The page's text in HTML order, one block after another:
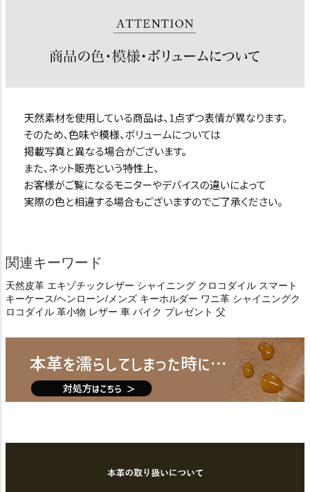
関連キーワード
天然皮革 エキゾチックレザー シャイニング クロコダイル スマート
キーケース/ヘンローン/メンズ キーホルダー ワニ革 シャイニングク
ロコダイル 革小物 レザー 車 バイク プレゼント 父